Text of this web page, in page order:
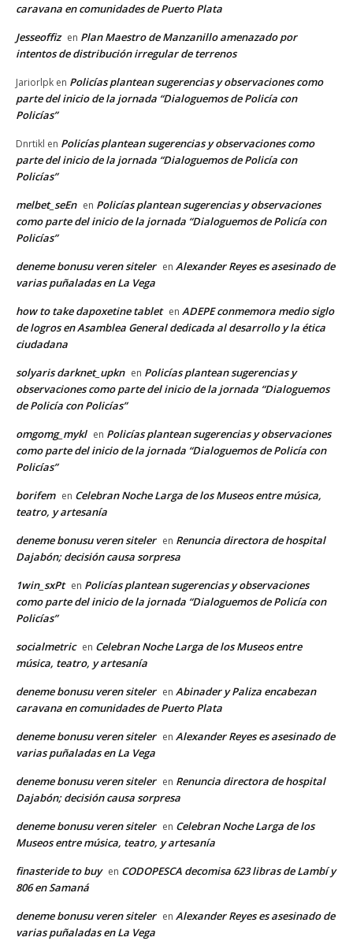
caravana en comunidades de Puerto Plata
Jesseoffiz en Plan Maestro de Manzanillo amenazado por
intentos de distribución irregular de terrenos
Jariorlpk en Policías plantean sugerencias y observaciones como
parte del inicio de la jornada “Dialoguemos de Policía con
Policías”
Dnrtikl en Policías plantean sugerencias y observaciones como
parte del inicio de la jornada “Dialoguemos de Policía con
Policías”
melbet_seEn en Policías plantean sugerencias y observaciones
como parte del inicio de la jornada “Dialoguemos de Policía con
Policías”
deneme bonusu veren siteler en Alexander Reyes es asesinado de
varias puñaladas en La Vega
how to take dapoxetine tablet en ADEPE conmemora medio siglo
de logros en Asamblea General dedicada al desarrollo y la ética
ciudadana
solyaris darknet_upkn en Policías plantean sugerencias y
observaciones como parte del inicio de la jornada “Dialoguemos
de Policía con Policías”
omgomg_mykl en Policías plantean sugerencias y observaciones
como parte del inicio de la jornada “Dialoguemos de Policía con
Policías”
borifem en Celebran Noche Larga de los Museos entre música,
teatro, y artesanía
deneme bonusu veren siteler en Renuncia directora de hospital
Dajabón; decisión causa sorpresa
1win_sxPt en Policías plantean sugerencias y observaciones
como parte del inicio de la jornada “Dialoguemos de Policía con
Policías”
socialmetric en Celebran Noche Larga de los Museos entre
música, teatro, y artesanía
deneme bonusu veren siteler en Abinader y Paliza encabezan
caravana en comunidades de Puerto Plata
deneme bonusu veren siteler en Alexander Reyes es asesinado de
varias puñaladas en La Vega
deneme bonusu veren siteler en Renuncia directora de hospital
Dajabón; decisión causa sorpresa
deneme bonusu veren siteler en Celebran Noche Larga de los
Museos entre música, teatro, y artesanía
finasteride to buy en CODOPESCA decomisa 623 libras de Lambí y
806 en Samaná
deneme bonusu veren siteler en Alexander Reyes es asesinado de
varias puñaladas en La Vega